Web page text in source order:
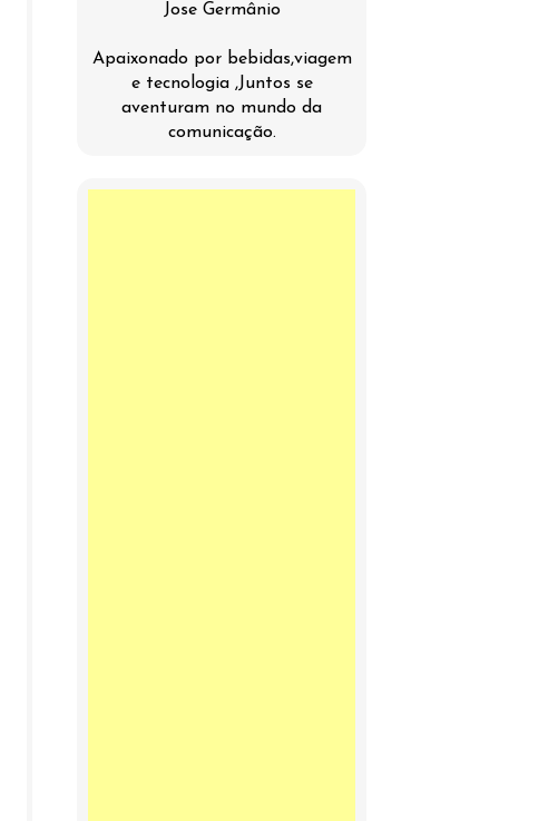
Jose Germânio
Apaixonado por bebidas,viagem
e tecnologia ,Juntos se
aventuram no mundo da
comunicação.